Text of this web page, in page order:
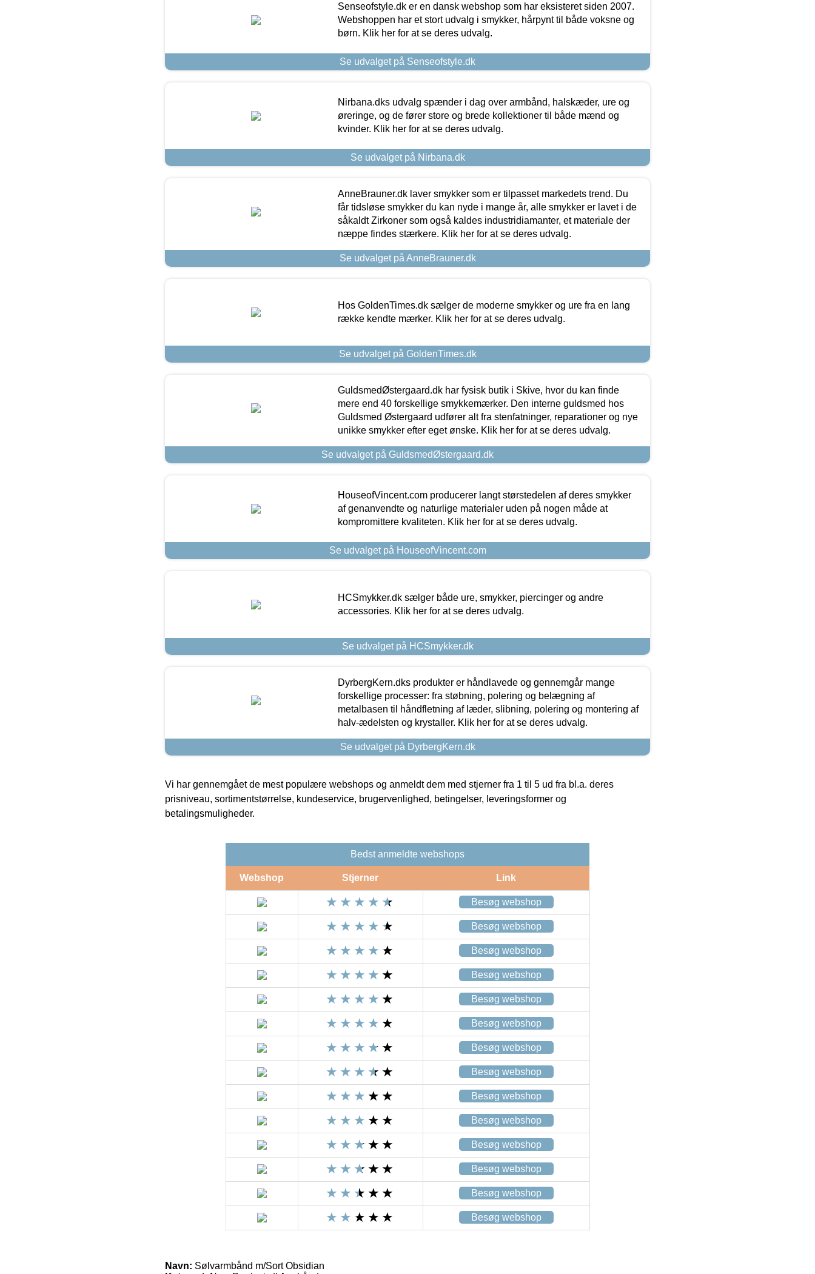
Senseofstyle.dk er en dansk webshop som har eksisteret siden 2007.
Webshoppen har et stort udvalg i smykker, hårpynt til både voksne og
børn. Klik her for at se deres udvalg.
Se udvalget på Senseofstyle.dk
Nirbana.dks udvalg spænder i dag over armbånd, halskæder, ure og
øreringe, og de fører store og brede kollektioner til både mænd og
kvinder. Klik her for at se deres udvalg.
Se udvalget på Nirbana.dk
AnneBrauner.dk laver smykker som er tilpasset markedets trend. Du
får tidsløse smykker du kan nyde i mange år, alle smykker er lavet i de
såkaldt Zirkoner som også kaldes industridiamanter, et materiale der
næppe findes stærkere. Klik her for at se deres udvalg.
Se udvalget på AnneBrauner.dk
Hos GoldenTimes.dk sælger de moderne smykker og ure fra en lang
række kendte mærker. Klik her for at se deres udvalg.
Se udvalget på GoldenTimes.dk
GuldsmedØstergaard.dk har fysisk butik i Skive, hvor du kan finde
mere end 40 forskellige smykkemærker. Den interne guldsmed hos
Guldsmed Østergaard udfører alt fra stenfatninger, reparationer og nye
unikke smykker efter eget ønske. Klik her for at se deres udvalg.
Se udvalget på GuldsmedØstergaard.dk
HouseofVincent.com producerer langt størstedelen af deres smykker
af genanvendte og naturlige materialer uden på nogen måde at
kompromittere kvaliteten. Klik her for at se deres udvalg.
Se udvalget på HouseofVincent.com
HCSmykker.dk sælger både ure, smykker, piercinger og andre
accessories. Klik her for at se deres udvalg.
Se udvalget på HCSmykker.dk
DyrbergKern.dks produkter er håndlavede og gennemgår mange
forskellige processer: fra støbning, polering og belægning af
metalbasen til håndfletning af læder, slibning, polering og montering af
halv-ædelsten og krystaller. Klik her for at se deres udvalg.
Se udvalget på DyrbergKern.dk
Vi har gennemgået de mest populære webshops og anmeldt dem med stjerner fra 1 til 5 ud fra bl.a. deres
prisniveau, sortimentstørrelse, kundeservice, brugervenlighed, betingelser, leveringsformer og
betalingsmuligheder.
Bedst anmeldte webshops
Webshop Stjerner Link
Besøg webshop
Besøg webshop
Besøg webshop
Besøg webshop
Besøg webshop
Besøg webshop
Besøg webshop
Besøg webshop
Besøg webshop
Besøg webshop
Besøg webshop
Besøg webshop
Besøg webshop
Besøg webshop
Navn: Sølvarmbånd m/Sort Obsidian